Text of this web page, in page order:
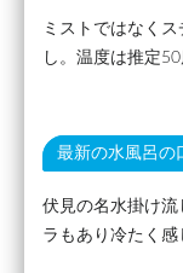
ミストではなく
し。温度は推定
最新の水風呂の
伏見の名水掛け
ラもあり冷たく感